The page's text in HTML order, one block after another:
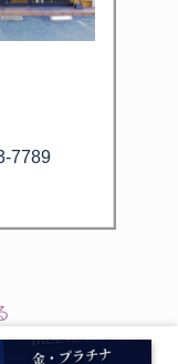
7789